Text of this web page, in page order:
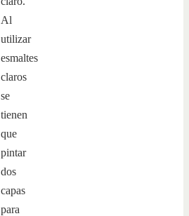
Al
utilizar
esmaltes
claros
se
tienen
que
pintar
dos
capas
para